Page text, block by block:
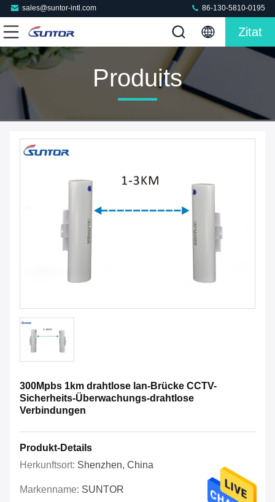
sales@suntor-intl.com 86-130-5810-0195
Zitat
Produits
300Mpbs 1km drahtlose lan-Brücke CCTV-
Sicherheits-Überwachungs-drahtlose
Verbindungen
Produkt-Details
Herkunftsort: Shenzhen, China
Markenname: SUNTOR